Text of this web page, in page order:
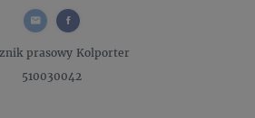
prasowy Kolporter
510030042